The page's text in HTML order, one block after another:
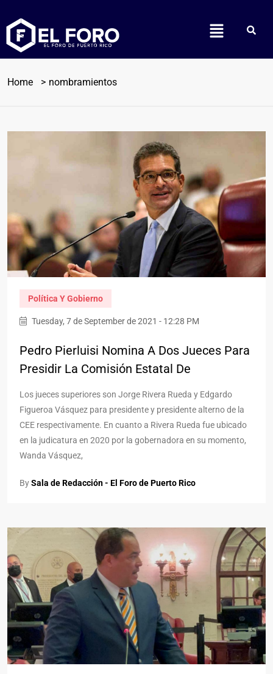
Home nombramientos
Política Y Gobierno
Tuesday, 7 de September de 2021 - 12:28 PM
Pedro Pierluisi Nomina A Dos Jueces Para
Presidir La Comisión Estatal De
Los jueces superiores son Jorge Rivera Rueda y Edgardo
Figueroa Vásquez para presidente y presidente alterno de la
CEE respectivamente. En cuanto a Rivera Rueda fue ubicado
en la judicatura en 2020 por la gobernadora en su momento,
Wanda Vásquez,
BySala de Redacción - El Foro de Puerto Rico